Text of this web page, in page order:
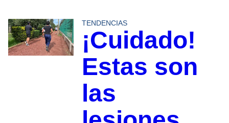
TENDENCIAS
¡Cuidado!
Estas son
las